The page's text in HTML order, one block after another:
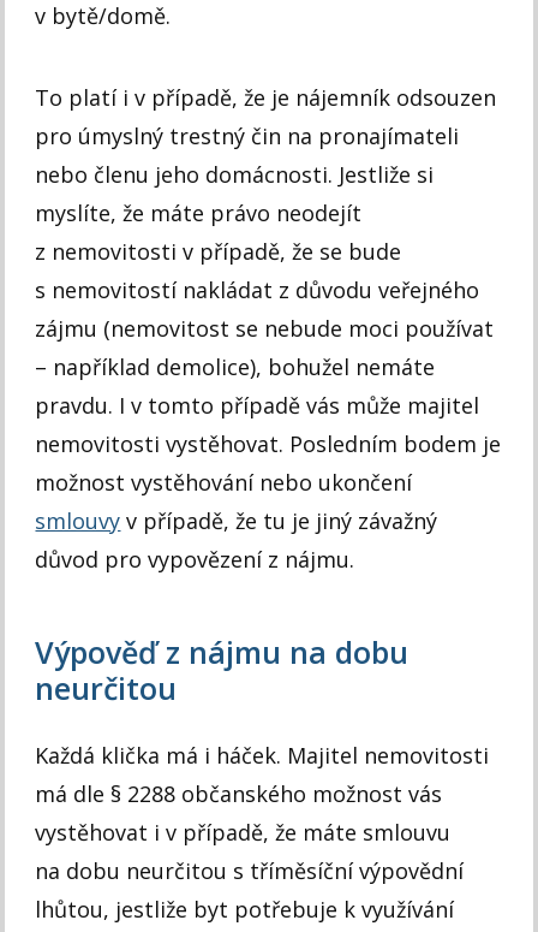
v bytě/domě.
To platí i v případě, že je nájemník odsouzen
pro úmyslný trestný čin na pronajímateli
nebo členu jeho domácnosti. Jestliže si
myslíte, že máte právo neodejít
z nemovitosti v případě, že se bude
s nemovitostí nakládat z důvodu veřejného
zájmu (nemovitost se nebude moci používat
– například demolice), bohužel nemáte
pravdu. I v tomto případě vás může majitel
nemovitosti vystěhovat. Posledním bodem je
možnost vystěhování nebo ukončení
smlouvy v případě, že tu je jiný závažný
důvod pro vypovězení z nájmu.
Výpověď z nájmu na dobu
neurčitou
Každá klička má i háček. Majitel nemovitosti
má dle § 2288 občanského možnost vás
vystěhovat i v případě, že máte smlouvu
na dobu neurčitou s tříměsíční výpovědní
lhůtou, jestliže byt potřebuje k využívání